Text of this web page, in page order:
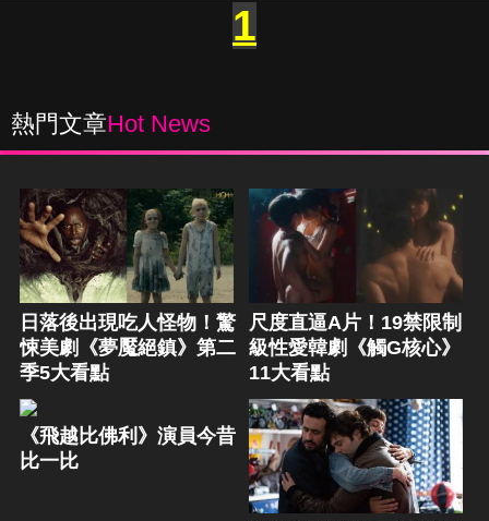
1
熱門文章Hot News
日落後出現吃人怪物！驚
悚美劇《夢魘絕鎮》第二
季5大看點
尺度直逼A片！19禁限制
級性愛韓劇《觸G核心》
11大看點
《飛越比佛利》演員今昔
比一比